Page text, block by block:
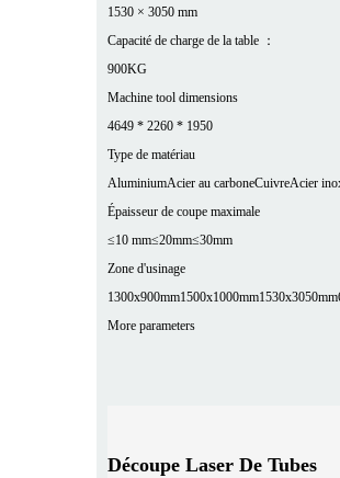
1530 × 3050 mm
Capacité de charge de la table ：
900KG
Machine tool dimensions
4649 * 2260 * 1950
Type de matériau
AluminiumAcier au carboneCuivreAcier
Épaisseur de coupe maximale
≤10 mm≤20mm≤30mm
Zone d'usinage
1300x900mm1500x1000mm1530x3050mm
More parameters
Découpe Laser De Tubes